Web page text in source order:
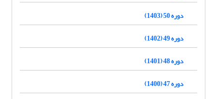
دوره 50 (1403)
دوره 49 (1402)
دوره 48 (1401)
دوره 47 (1400)